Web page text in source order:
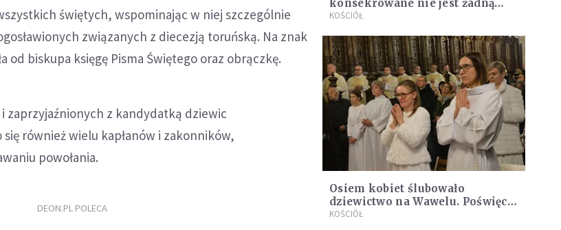
świętych, wspominając w niej szczególnie
związanych z diecezją toruńską. Na znak
od biskupa księgę Pisma Świętego oraz obrączkę.
zaprzyjaźnionych z kandydatką dziewic
również wielu kapłanów i zakonników,
powołania.
DEON.PL POLECA
konsekrowane nie jest żadną
ucieczką od życia
KOŚCIÓŁ
Osiem kobiet ślubowało
dziewictwo na Wawelu. Poświęcą
całe swoje życie Jezusowi
KOŚCIÓŁ